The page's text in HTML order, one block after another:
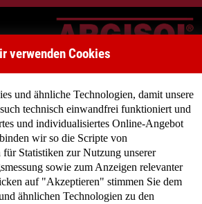
Typenhäuser »Typenhaus San Diego
verwenden Cookies
und ähnliche Technologien, damit unsere
technisch einwandfrei funktioniert und
und individualisiertes Online-Angebot
wir so die Scripte von
Statistiken zur Nutzung unserer
sowie zum Anzeigen relevanter
auf "Akzeptieren" stimmen Sie dem
ähnlichen Technologien zu den